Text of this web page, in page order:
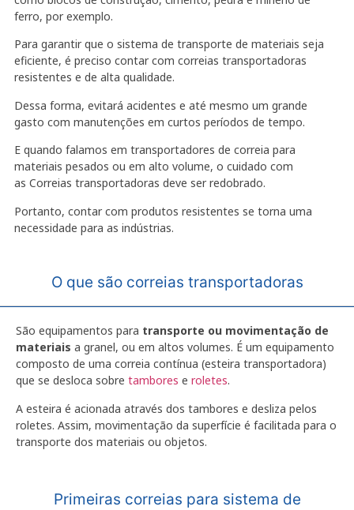
ferro, por exemplo.
Para garantir que o sistema de transporte de materiais seja
eficiente, é preciso contar com correias transportadoras
resistentes e de alta qualidade.
Dessa forma, evitará acidentes e até mesmo um grande
gasto com manutenções em curtos períodos de tempo.
E quando falamos em transportadores de correia para
materiais pesados ou em alto volume, o cuidado com
as Correias transportadoras deve ser redobrado.
Portanto, contar com produtos resistentes se torna uma
necessidade para as indústrias.
O que são correias transportadoras
Primeiras correias para sistema de
São equipamentos para transporte ou movimentação de
materiais a granel, ou em altos volumes. É um equipamento
composto de uma correia contínua (esteira transportadora)
que se desloca sobre tambores e roletes.
A esteira é acionada através dos tambores e desliza pelos
roletes. Assim, movimentação da superfície é facilitada para o
transporte dos materiais ou objetos.